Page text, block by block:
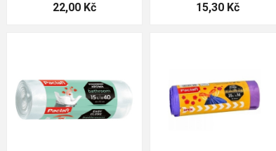
22,00 Kč 15,30 Kč